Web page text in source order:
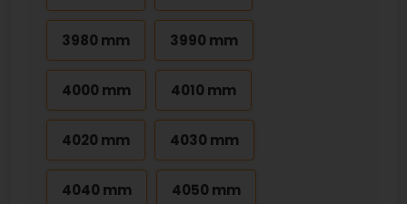
3980 mm 3990 mm
4000 mm 4010 mm
4020 mm 4030 mm
4040 mm 4050 mm